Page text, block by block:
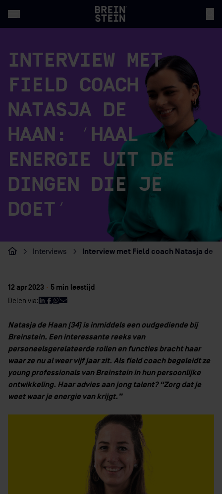
INTERVIEW MET
FIELD COACH
NATASJA DE
HAAN: ‘HAAL
ENERGIE UIT DE
DINGEN DIE JE
DOET’￼
Home
Interviews Interview met Field coach Natasja de
12 apr 2023 · 5 min leestijd
Delen via:
Natasja de Haan (34) is inmiddels een oudgediende bij
Breinstein. Een interessante reeks van
personeelsgerelateerde rollen en functies bracht haar
waar ze nu al weer vijf jaar zit. Als field coach begeleidt ze
young professionals van Breinstein in hun persoonlijke
ontwikkeling. Haar advies aan jong talent? “Zorg dat je
weet waar je energie van krijgt.”